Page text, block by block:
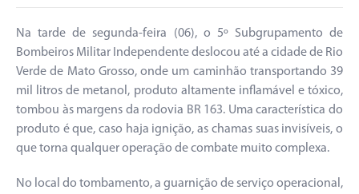
Na tarde de segunda-feira (06), o 5º Subgrupamento de
Bombeiros Militar Independente deslocou até a cidade de Rio
Verde de Mato Grosso, onde um caminhão transportando 39
mil litros de metanol, produto altamente inflamável e tóxico,
tombou às margens da rodovia BR 163. Uma característica do
produto é que, caso haja ignição, as chamas suas invisíveis, o
que torna qualquer operação de combate muito complexa.
No local do tombamento, a guarnição de serviço operacional,